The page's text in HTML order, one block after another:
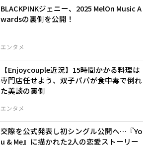
エンタメ
BLACKPINKジェニー、2025 MelOn Music A
wardsの裏側を公開！
エンタメ
【Enjoycouple近況】15時間かかる料理は
専門店任せよう、双子パパが食中毒で倒れ
た美談の裏側
交際を公式発表し初シングル公開へ…『Yo
u & Me』に描かれた2人の恋愛ストーリー